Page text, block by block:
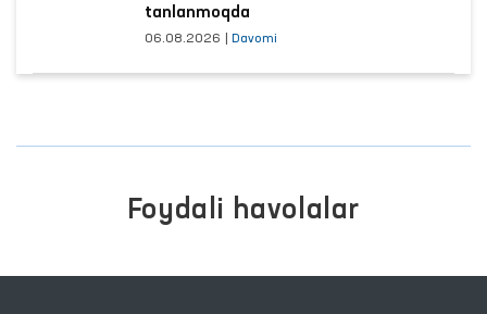
tanlanmoqda
06.08.2026 Davomi
Foydali havolalar